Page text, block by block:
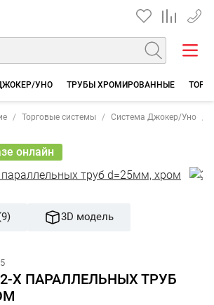
+7
УНО ТРУБЫ ХРОМИРОВАННЫЕ
Торговые системы Система Джокер/Уно
онлайн
3D модель
Х ПАРАЛЛЕЛЬНЫХ ТРУБ